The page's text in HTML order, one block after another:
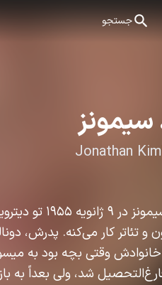
جستجو
Jonathan
جاناتان
و تئاتر کار می‌کنه. پدرش،
وقتی بچه بود به
سال ۱۹۷۸ فارغ‌التحصیل شد، ولی